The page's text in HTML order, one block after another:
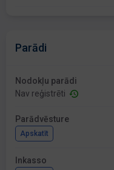
Parādi
Nodokļu parādi
Nav reģistrēti
Parādvēsture
Apskatīt
Inkasso